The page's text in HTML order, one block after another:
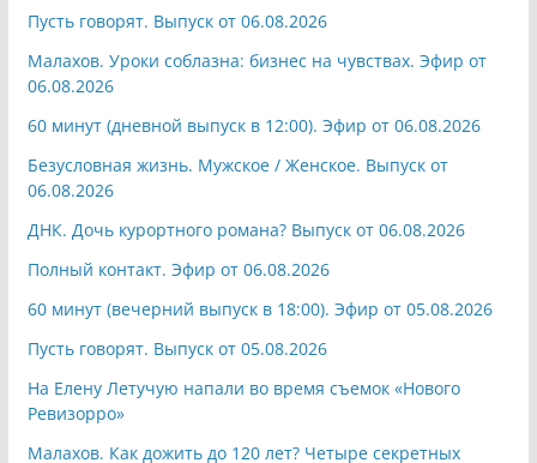
Пусть говорят. Выпуск от 06.08.2026
Малахов. Уроки соблазна: бизнес на чувствах. Эфир от
06.08.2026
60 минут (дневной выпуск в 12:00). Эфир от 06.08.2026
Безусловная жизнь. Мужское / Женское. Выпуск от
06.08.2026
ДНК. Дочь курортного романа? Выпуск от 06.08.2026
Полный контакт. Эфир от 06.08.2026
60 минут (вечерний выпуск в 18:00). Эфир от 05.08.2026
Пусть говорят. Выпуск от 05.08.2026
На Елену Летучую напали во время съемок «Нового
Ревизорро»
Малахов. Как дожить до 120 лет? Четыре секретных